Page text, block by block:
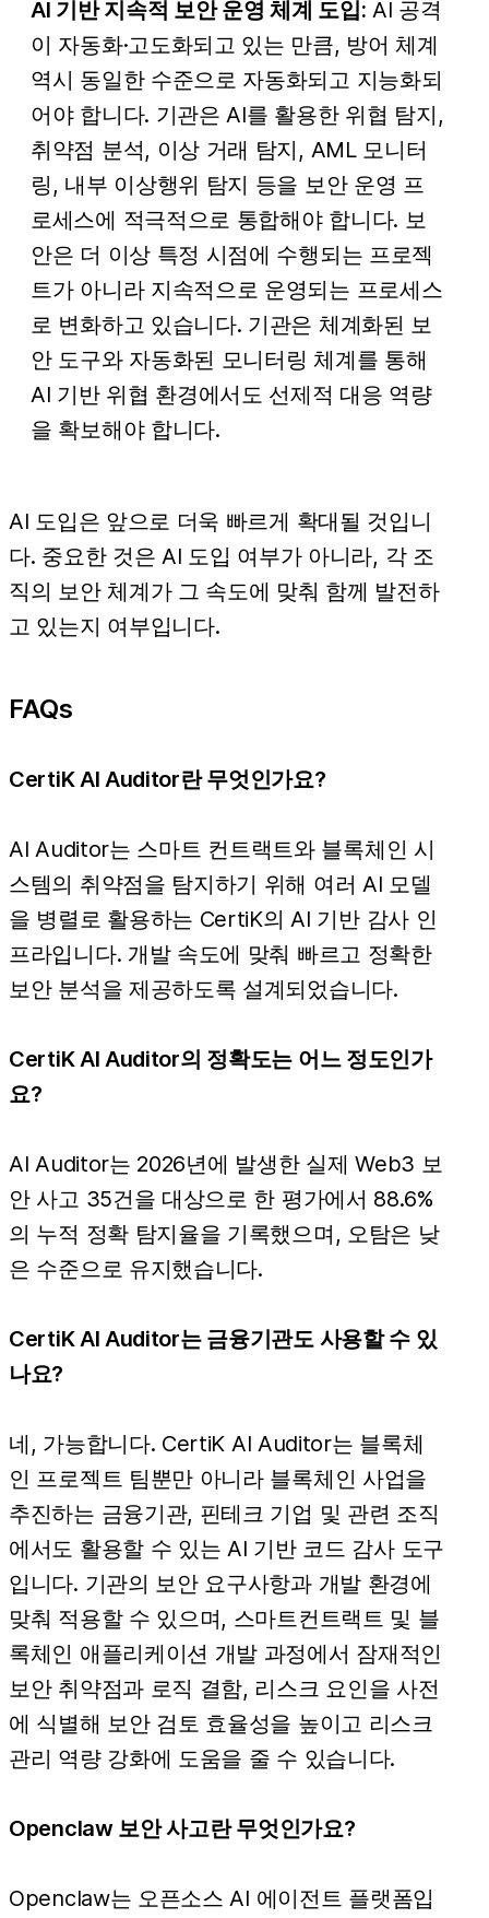
AI 기반 지속적 보안 운영 체계 도입: AI 공격
이 자동화·고도화되고 있는 만큼, 방어 체계
역시 동일한 수준으로 자동화되고 지능화되
어야 합니다. 기관은 AI를 활용한 위협 탐지,
취약점 분석, 이상 거래 탐지, AML 모니터
링, 내부 이상행위 탐지 등을 보안 운영 프
로세스에 적극적으로 통합해야 합니다. 보
안은 더 이상 특정 시점에 수행되는 프로젝
트가 아니라 지속적으로 운영되는 프로세스
로 변화하고 있습니다. 기관은 체계화된 보
안 도구와 자동화된 모니터링 체계를 통해
AI 기반 위협 환경에서도 선제적 대응 역량
을 확보해야 합니다.
AI 도입은 앞으로 더욱 빠르게 확대될 것입니
다. 중요한 것은 AI 도입 여부가 아니라, 각 조
직의 보안 체계가 그 속도에 맞춰 함께 발전하
고 있는지 여부입니다.
FAQs
CertiK AI Auditor란 무엇인가요?
AI Auditor는 스마트 컨트랙트와 블록체인 시
스템의 취약점을 탐지하기 위해 여러 AI 모델
을 병렬로 활용하는 CertiK의 AI 기반 감사 인
프라입니다. 개발 속도에 맞춰 빠르고 정확한
보안 분석을 제공하도록 설계되었습니다.
CertiK AI Auditor의 정확도는 어느 정도인가
요?
AI Auditor는 2026년에 발생한 실제 Web3 보
안 사고 35건을 대상으로 한 평가에서 88.6%
의 누적 정확 탐지율을 기록했으며, 오탐은 낮
은 수준으로 유지했습니다.
CertiK AI Auditor는 금융기관도 사용할 수 있
나요?
네, 가능합니다. CertiK AI Auditor는 블록체
인 프로젝트 팀뿐만 아니라 블록체인 사업을
추진하는 금융기관, 핀테크 기업 및 관련 조직
에서도 활용할 수 있는 AI 기반 코드 감사 도구
입니다. 기관의 보안 요구사항과 개발 환경에
맞춰 적용할 수 있으며, 스마트컨트랙트 및 블
록체인 애플리케이션 개발 과정에서 잠재적인
보안 취약점과 로직 결함, 리스크 요인을 사전
에 식별해 보안 검토 효율성을 높이고 리스크
관리 역량 강화에 도움을 줄 수 있습니다.
Openclaw 보안 사고란 무엇인가요?
Openclaw는 오픈소스 AI 에이전트 플랫폼입